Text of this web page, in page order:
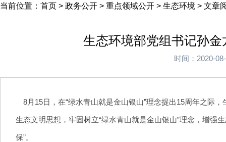
当前位置： 首页 > 政务公开 > 重点领域公开 > 生态环境 > 文章
生态环境部党组书记孙
时间：2020-
8月15日，在“绿水青山就是金山银山”理念提出15周年之际
生态文明思想，牢固树立“绿水青山就是金山银山”理念，增强
保”。